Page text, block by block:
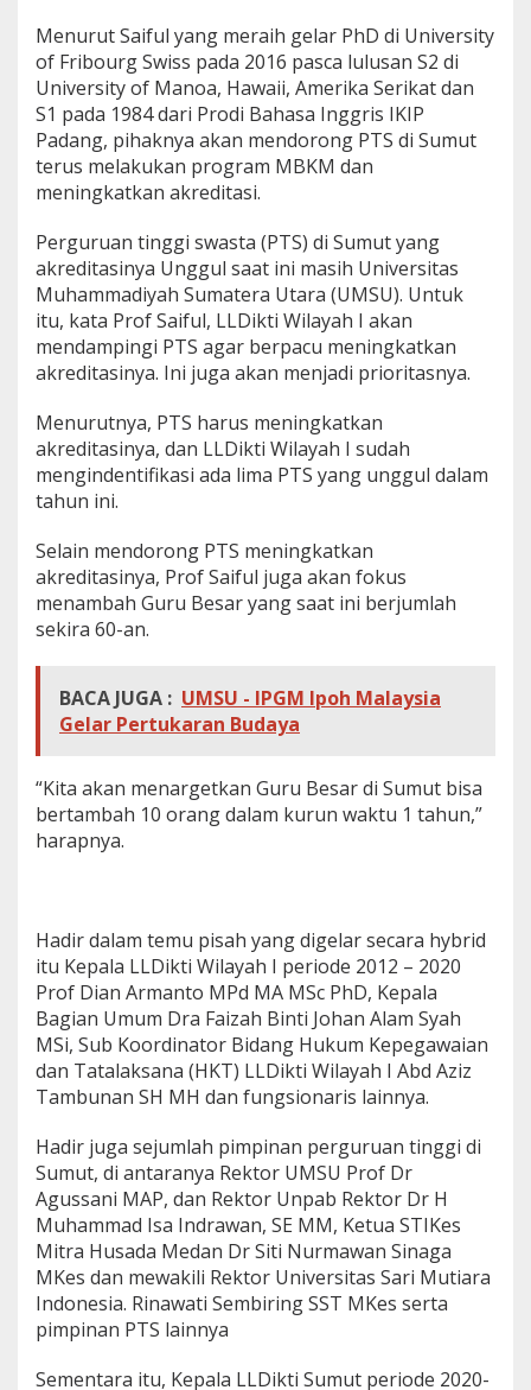
Menurut Saiful yang meraih gelar PhD di University
of Fribourg Swiss pada 2016 pasca lulusan S2 di
University of Manoa, Hawaii, Amerika Serikat dan
S1 pada 1984 dari Prodi Bahasa Inggris IKIP
Padang, pihaknya akan mendorong PTS di Sumut
terus melakukan program MBKM dan
meningkatkan akreditasi.
Perguruan tinggi swasta (PTS) di Sumut yang
akreditasinya Unggul saat ini masih Universitas
Muhammadiyah Sumatera Utara (UMSU). Untuk
itu, kata Prof Saiful, LLDikti Wilayah I akan
mendampingi PTS agar berpacu meningkatkan
akreditasinya. Ini juga akan menjadi prioritasnya.
Menurutnya, PTS harus meningkatkan
akreditasinya, dan LLDikti Wilayah I sudah
mengindentifikasi ada lima PTS yang unggul dalam
tahun ini.
Selain mendorong PTS meningkatkan
akreditasinya, Prof Saiful juga akan fokus
menambah Guru Besar yang saat ini berjumlah
sekira 60-an.
BACA JUGA : UMSU - IPGM Ipoh Malaysia
Gelar Pertukaran Budaya
“Kita akan menargetkan Guru Besar di Sumut bisa
bertambah 10 orang dalam kurun waktu 1 tahun,”
harapnya.
Hadir dalam temu pisah yang digelar secara hybrid
itu Kepala LLDikti Wilayah I periode 2012 – 2020
Prof Dian Armanto MPd MA MSc PhD, Kepala
Bagian Umum Dra Faizah Binti Johan Alam Syah
MSi, Sub Koordinator Bidang Hukum Kepegawaian
dan Tatalaksana (HKT) LLDikti Wilayah I Abd Aziz
Tambunan SH MH dan fungsionaris lainnya.
Hadir juga sejumlah pimpinan perguruan tinggi di
Sumut, di antaranya Rektor UMSU Prof Dr
Agussani MAP, dan Rektor Unpab Rektor Dr H
Muhammad Isa Indrawan, SE MM, Ketua STIKes
Mitra Husada Medan Dr Siti Nurmawan Sinaga
MKes dan mewakili Rektor Universitas Sari Mutiara
Indonesia. Rinawati Sembiring SST MKes serta
pimpinan PTS lainnya
Sementara itu, Kepala LLDikti Sumut periode 2020-